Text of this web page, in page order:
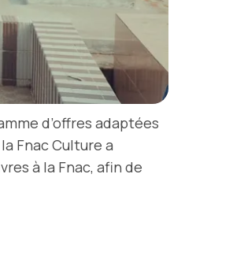
d’offres adaptées
Fnac Culture a
à la Fnac, afin de